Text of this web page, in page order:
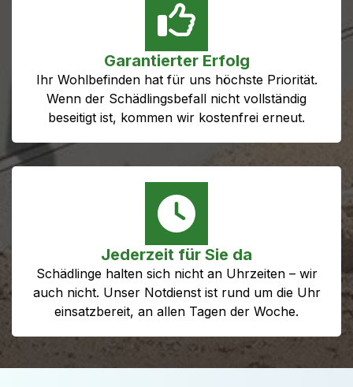
Garantierter Erfolg
Ihr Wohlbefinden hat für uns höchste Priorität.
Wenn der Schädlingsbefall nicht vollständig
beseitigt ist, kommen wir kostenfrei erneut.
Jederzeit für Sie da
Schädlinge halten sich nicht an Uhrzeiten – wir
auch nicht. Unser Notdienst ist rund um die Uhr
einsatzbereit, an allen Tagen der Woche.